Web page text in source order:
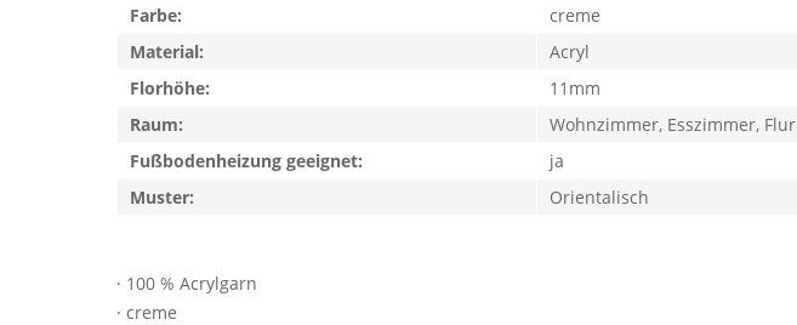
· 100 % Acrylgarn
· creme
Farbe:
creme
Material:
Acryl
Florhöhe:
11mm
Raum:
Wohnzimmer, Esszimmer, Flur
Fußbodenheizung geeignet:
ja
Muster:
Orientalisch